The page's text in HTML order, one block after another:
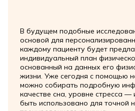
В будущем подобные
основой для
каждому пациенту будет
индивидуальный план
основанный на данных его
жизни. Уже сегодня с помощью
можно собирать подробную
качестве сна, уровне стресса —
быть использовано для точной